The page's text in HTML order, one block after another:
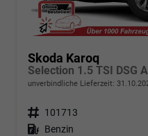
Skoda Karoq
unverbindliche Lieferzeit:
Fahrzeugnr. 101713
Kraftstoff Benzin